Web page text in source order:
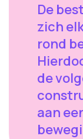
De
zich
rond
de
aan